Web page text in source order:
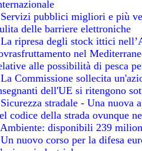
Servizi pubblici migliori e più
delle barriere elettroniche
La ripresa degli stock ittici
nel
alle possibilità di pesca
La Commissione sollecita
dell'UE si ritengono
Sicurezza stradale - Una nuova
codice della strada ovunque
Ambiente: disponibili 239
Un nuovo corso per la difesa